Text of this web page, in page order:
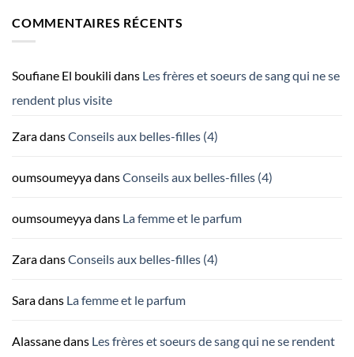
COMMENTAIRES RÉCENTS
Soufiane El boukili dans Les frères et soeurs de sang qui ne se
rendent plus visite
ZaradansConseils aux belles-filles (4)
oumsoumeyyadansConseils aux belles-filles (4)
oumsoumeyyadans La femme et le parfum
ZaradansConseils aux belles-filles (4)
Saradans La femme et le parfum
Alassanedans Les frères et soeurs de sang qui ne se rendent